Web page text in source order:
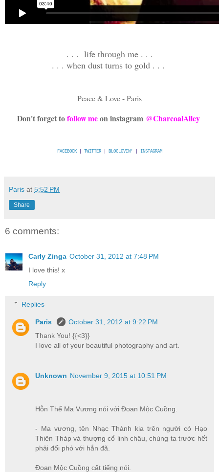
. . . life through me . . .
. . . when dust turns to gold . . .
Peace & Love - Paris
Don't forget tofollow meon instagram @CharcoalAlley
FACEBOOK TWITTER| BLOGLOVIN' INSTAGRAM
Paris at 5:52 PM
Share
6 comments:
Carly Zinga October 31, 2012 at 7:48 PM
I love this! x
Reply
Replies
Paris
October 31, 2012 at 9:22 PM
Thank You! {{<3}}
I love all of your beautiful photography and art.
Unknown November 9, 2015 at 10:51 PM
Hỗn Thế Ma Vương nói với Đoan Mộc Cuồng.
- Ma vương, tên Nhạc Thành kia trên người có Hạo
Thiên Tháp và thượng cổ linh châu, chúng ta trước hết
phải đối phó với hắn đã.
Đoan Mộc Cuồng cất tiếng nói.